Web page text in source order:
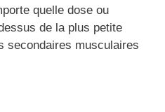
quelle dose ou
de la plus petite
secondaires musculaires